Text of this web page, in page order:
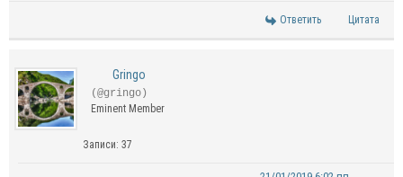
Ответить Цитата
Gringo
(@gringo)
Eminent Member
Записи: 37